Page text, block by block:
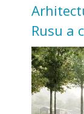
Rusu a